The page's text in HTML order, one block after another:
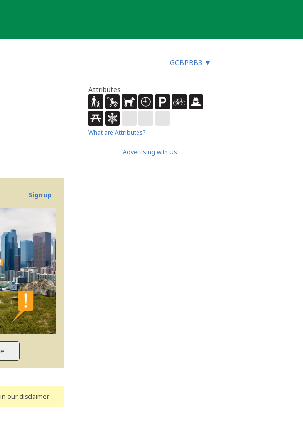
GCBPBB3 ▼
Sign up
in our disclaimer.
Attributes
What are Attributes?
Advertising with Us